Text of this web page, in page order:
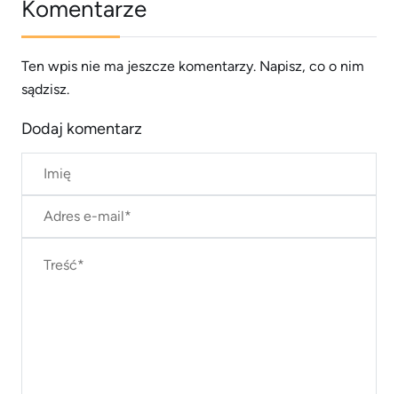
Komentarze
Ten wpis nie ma jeszcze komentarzy. Napisz, co o nim
sądzisz.
Dodaj komentarz